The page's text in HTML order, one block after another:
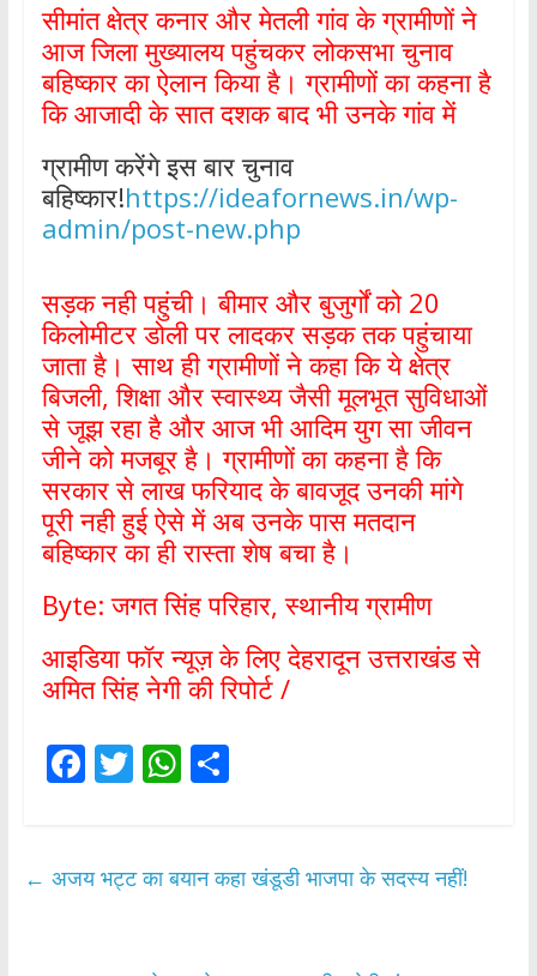
सीमांत क्षेत्र कनार और मेतली गांव के ग्रामीणों ने
आज जिला मुख्यालय पहुंचकर लोकसभा चुनाव
बहिष्कार का ऐलान किया है। ग्रामीणों का कहना है
कि आजादी के सात दशक बाद भी उनके गांव में
ग्रामीण करेंगे इस बार चुनाव
बहिष्कार!https://ideafornews.in/wp-
admin/post-new.php
सड़क नही पहुंची। बीमार और बुजुर्गों को 20
किलोमीटर डोली पर लादकर सड़क तक पहुंचाया
जाता है। साथ ही ग्रामीणों ने कहा कि ये क्षेत्र
बिजली, शिक्षा और स्वास्थ्य जैसी मूलभूत सुविधाओं
से जूझ रहा है और आज भी आदिम युग सा जीवन
जीने को मजबूर है। ग्रामीणों का कहना है कि
सरकार से लाख फरियाद के बावजूद उनकी मांगे
पूरी नही हुई ऐसे में अब उनके पास मतदान
बहिष्कार का ही रास्ता शेष बचा है।
Byte: जगत सिंह परिहार, स्थानीय ग्रामीण
आइडिया फॉर न्यूज़ के लिए देहरादून उत्तराखंड से
अमित सिंह नेगी की रिपोर्ट /
F
b
T
er
W
s
S
e
← अजय भट्ट का बयान कहा खंडूडी भाजपा के सदस्य नहीं!